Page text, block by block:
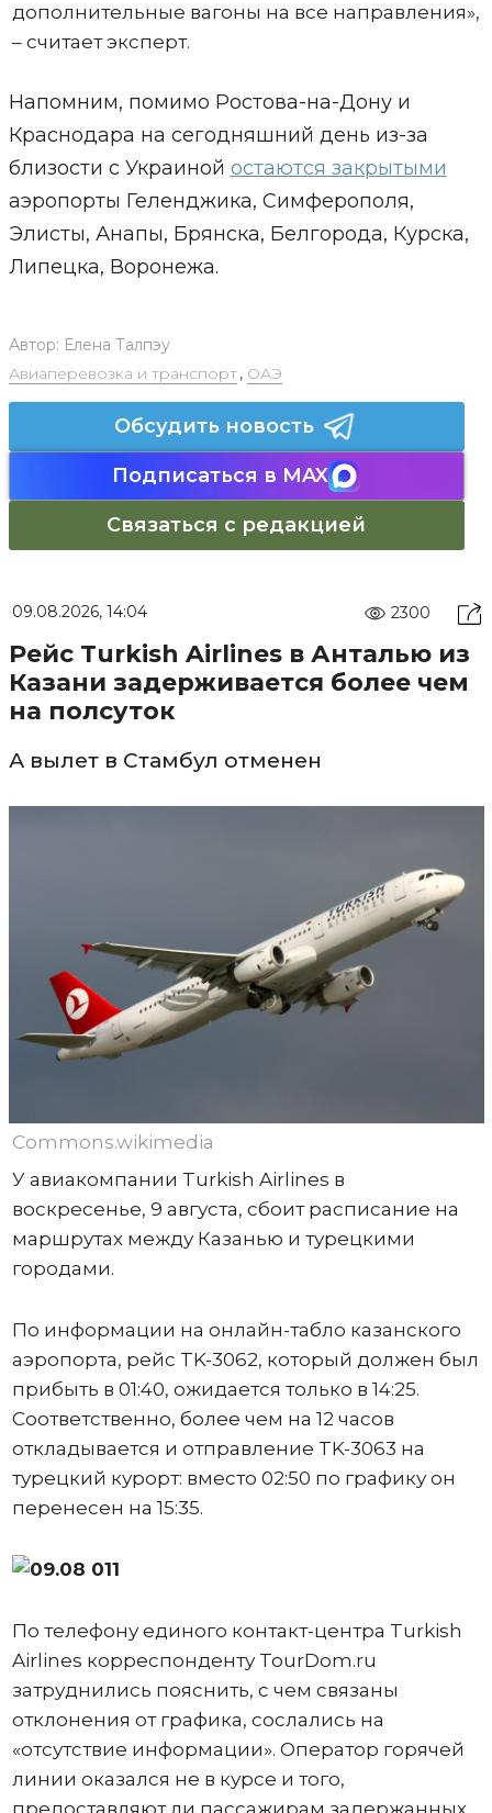
дополнительные вагоны на все направления»,
– считает эксперт.
Напомним, помимо Ростова-на-Дону и
Краснодара на сегодняшний день из-за
близости с Украиной остаются закрытыми
аэропорты Геленджика, Симферополя,
Элисты, Анапы, Брянска, Белгорода, Курска,
Липецка, Воронежа.
Автор: Елена Талпэу
Авиаперевозка и транспорт, ОАЭ
Обсудить новость
Подписаться в MAX
Связаться с редакцией
09.08.2026, 14:04 2300
Рейс Turkish Airlines в Анталью из
Казани задерживается более чем
на полсуток
А вылет в Стамбул отменен
Commons.wikimedia
У авиакомпании Turkish Airlines в
воскресенье, 9 августа, сбоит расписание на
маршрутах между Казанью и турецкими
городами.
По информации на онлайн-табло казанского
аэропорта, рейс TK-3062, который должен был
прибыть в 01:40, ожидается только в 14:25.
Соответственно, более чем на 12 часов
откладывается и отправление TK-3063 на
турецкий курорт: вместо 02:50 по графику он
перенесен на 15:35.
По телефону единого контакт-центра Turkish
Airlines корреспонденту TourDom.ru
затруднились пояснить, с чем связаны
отклонения от графика, сослались на
«отсутствие информации». Оператор горячей
линии оказался не в курсе и того,
предоставляют ли пассажирам задержанных